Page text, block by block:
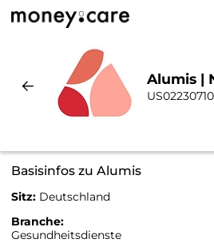
Alumis |
Chart
Basisinfos zu Alumis
Sitz: Deutschland
Branche:
Gesundheitsdienste